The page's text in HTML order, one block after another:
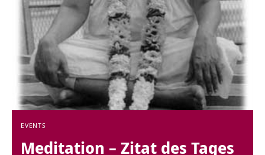
EVENTS
Meditation – Zitat des Tages